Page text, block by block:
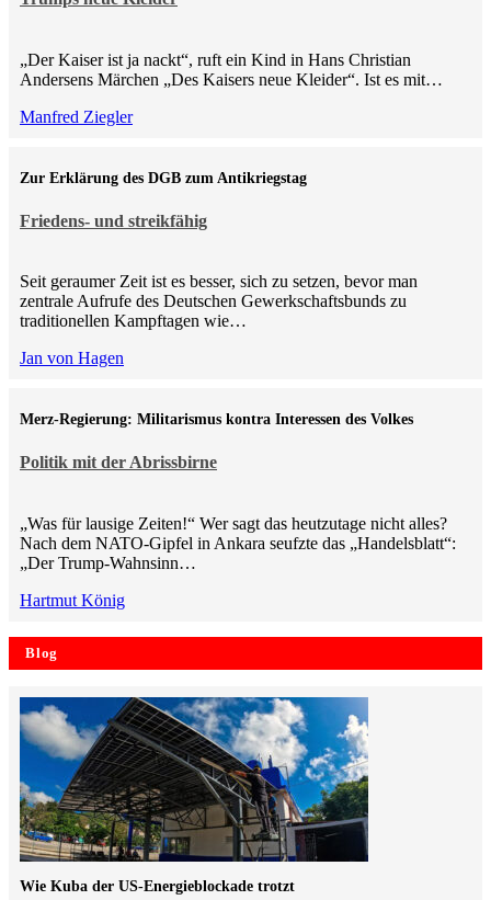
„Der Kaiser ist ja nackt“, ruft ein Kind in Hans Christian
Andersens Märchen „Des Kaisers neue Kleider“. Ist es mit…
Manfred Ziegler
Friedens- und streikfähig
Zur Erklärung des DGB zum Antikriegstag
Seit geraumer Zeit ist es besser, sich zu setzen, bevor man
zentrale Aufrufe des Deutschen Gewerkschaftsbunds zu
traditionellen Kampftagen wie…
Jan von Hagen
Politik mit der Abrissbirne
Merz-Regierung: Militarismus kontra Inte­ressen des Volkes
„Was für lausige Zeiten!“ Wer sagt das heutzutage nicht alles?
Nach dem NATO-Gipfel in Ankara seufzte das „Handelsblatt“:
„Der Trump-Wahnsinn…
Hartmut König
Blog
Wie Kuba der US-Energieblockade trotzt